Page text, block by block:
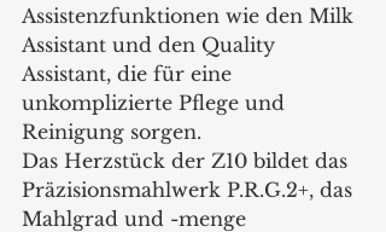
Assistenzfunktionen wie den Milk
Assistant und den Quality
Assistant, die für eine
unkomplizierte Pflege und
Reinigung sorgen.
Das Herzstück der Z10 bildet das
Präzisionsmahlwerk P.R.G.2+, das
Mahlgrad und -menge